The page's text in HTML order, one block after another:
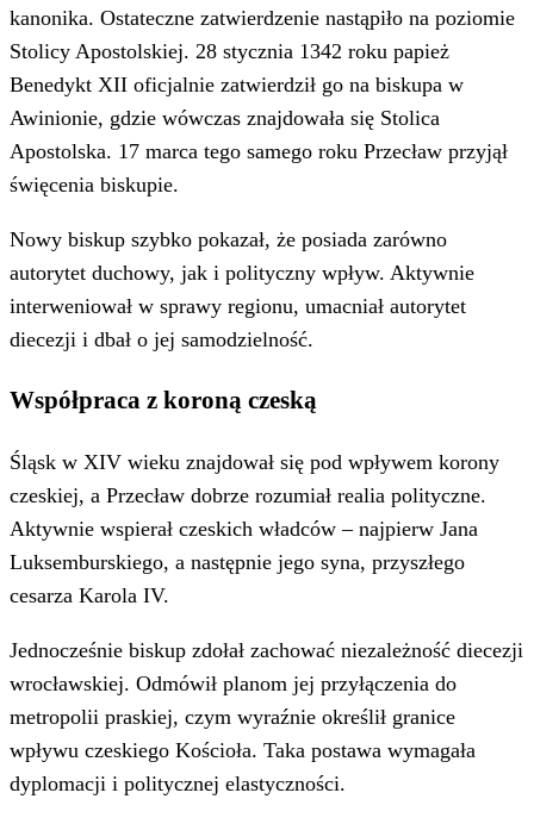
kanonika. Ostateczne zatwierdzenie nastąpiło na poziomie
Stolicy Apostolskiej. 28 stycznia 1342 roku papież
Benedykt XII oficjalnie zatwierdził go na biskupa w
Awinionie, gdzie wówczas znajdowała się Stolica
Apostolska. 17 marca tego samego roku Przecław przyjął
święcenia biskupie.
Nowy biskup szybko pokazał, że posiada zarówno
autorytet duchowy, jak i polityczny wpływ. Aktywnie
interweniował w sprawy regionu, umacniał autorytet
diecezji i dbał o jej samodzielność.
Współpraca z koroną czeską
Śląsk w XIV wieku znajdował się pod wpływem korony
czeskiej, a Przecław dobrze rozumiał realia polityczne.
Aktywnie wspierał czeskich władców – najpierw Jana
Luksemburskiego, a następnie jego syna, przyszłego
cesarza Karola IV.
Jednocześnie biskup zdołał zachować niezależność diecezji
wrocławskiej. Odmówił planom jej przyłączenia do
metropolii praskiej, czym wyraźnie określił granice
wpływu czeskiego Kościoła. Taka postawa wymagała
dyplomacji i politycznej elastyczności.